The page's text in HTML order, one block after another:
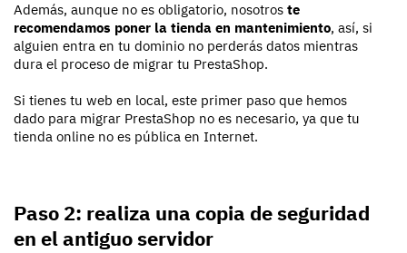
Además, aunque no es obligatorio, nosotros te
recomendamos poner la tienda en mantenimiento, así, si
alguien entra en tu dominio no perderás datos mientras
dura el proceso de migrar tu PrestaShop.
Si tienes tu web en local, este primer paso que hemos
dado para migrar PrestaShop no es necesario, ya que tu
tienda online no es pública en Internet.
Paso 2: realiza una copia de seguridad
en el antiguo servidor